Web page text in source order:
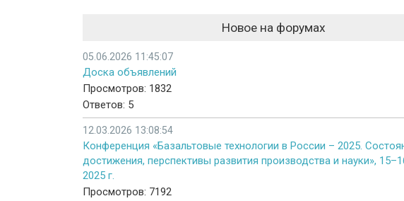
Новое на форумах
05.06.2026 11:45:07
Доска объявлений
Просмотров: 1832
Ответов: 5
12.03.2026 13:08:54
Конференция «Базальтовые технологии в России – 2025.
достижения, перспективы развития производства и науки»,
2025 г.
Просмотров: 7192